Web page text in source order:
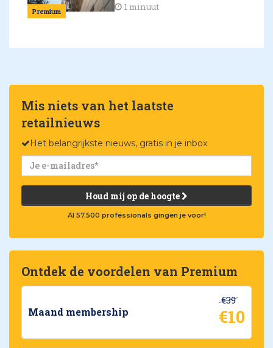
Premium 1 minuut
Mis niets van het laatste
retailnieuws
Het belangrijkste nieuws, gratis in je inbox
Houd mij op de hoogte
Al 57.500 professionals gingen je voor!
Ontdek de voordelen van Premium
Maand membership
€39
€10